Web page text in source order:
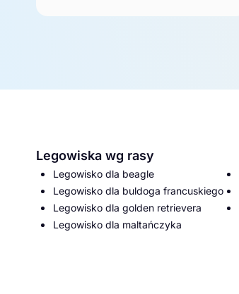
Legowiska wg rasy
Legowisko dla beagle
Legowisko dla buldoga francuskiego
Legowisko dla golden retrievera
Legowisko dla maltańczyka